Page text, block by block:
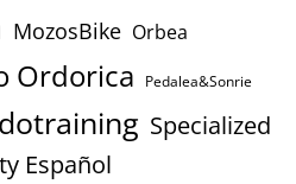
MozosBike Orbea
Ordorica Pedalea&Sonrie
Specialized
Español